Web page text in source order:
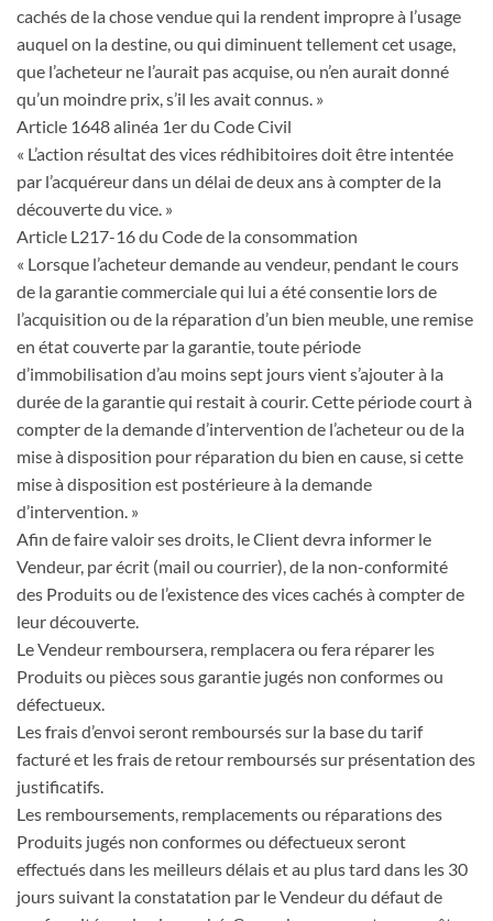
cachés de la chose vendue qui la rendent impropre à l’usage
auquel on la destine, ou qui diminuent tellement cet usage,
que l’acheteur ne l’aurait pas acquise, ou n’en aurait donné
qu’un moindre prix, s’il les avait connus. »
Article 1648 alinéa 1er du Code Civil
« L’action résultat des vices rédhibitoires doit être intentée
par l’acquéreur dans un délai de deux ans à compter de la
découverte du vice. »
Article L217-16 du Code de la consommation
« Lorsque l’acheteur demande au vendeur, pendant le cours
de la garantie commerciale qui lui a été consentie lors de
l’acquisition ou de la réparation d’un bien meuble, une remise
en état couverte par la garantie, toute période
d’immobilisation d’au moins sept jours vient s’ajouter à la
durée de la garantie qui restait à courir. Cette période court à
compter de la demande d’intervention de l’acheteur ou de la
mise à disposition pour réparation du bien en cause, si cette
mise à disposition est postérieure à la demande
d’intervention. »
Afin de faire valoir ses droits, le Client devra informer le
Vendeur, par écrit (mail ou courrier), de la non-conformité
des Produits ou de l’existence des vices cachés à compter de
leur découverte.
Le Vendeur remboursera, remplacera ou fera réparer les
Produits ou pièces sous garantie jugés non conformes ou
défectueux.
Les frais d’envoi seront remboursés sur la base du tarif
facturé et les frais de retour remboursés sur présentation des
justificatifs.
Les remboursements, remplacements ou réparations des
Produits jugés non conformes ou défectueux seront
effectués dans les meilleurs délais et au plus tard dans les 30
jours suivant la constatation par le Vendeur du défaut de